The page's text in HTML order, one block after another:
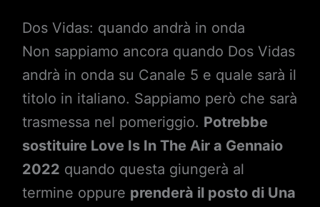
Dos Vidas: quando andrà in onda
Non sappiamo ancora quando Dos Vidas
andrà in onda su Canale 5 e quale sarà il
titolo in italiano. Sappiamo però che sarà
trasmessa nel pomeriggio. Potrebbe
sostituire Love Is In The Air a Gennaio
2022 quando questa giungerà al
termine oppure prenderà il posto di Una